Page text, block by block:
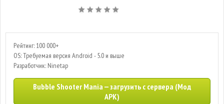
Рейтинг: 100 000+
OS: Требуемая версия Android - 5.0 и выше
Разработчик: Ninetap
Bubble Shooter Mania — загрузить с сервера (Мод
APK)